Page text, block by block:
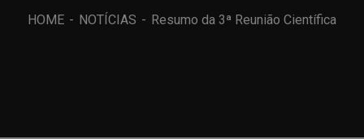
HOME NOTÍCIAS Resumo da 3ª Reunião Científica